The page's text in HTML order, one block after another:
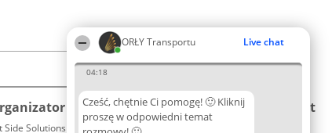
ORŁY Transportu Live chat
04:18
Cześć, chętnie Ci pomogę! 🙂 Kliknij
proszę w odpowiedni temat
plebiscytu
Side Solutions sp. z o. o. sp. k.
Plebiscyt Kontakt